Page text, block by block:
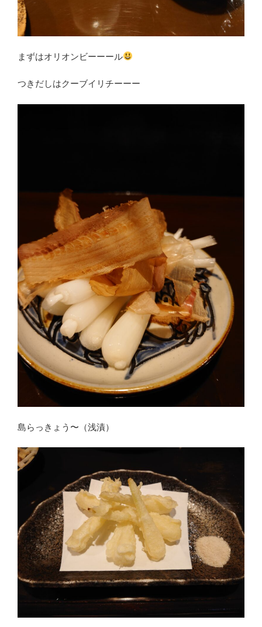
まずはオリオンビーーール
つきだしはクーブイリチーーー
島らっきょう〜（浅漬）